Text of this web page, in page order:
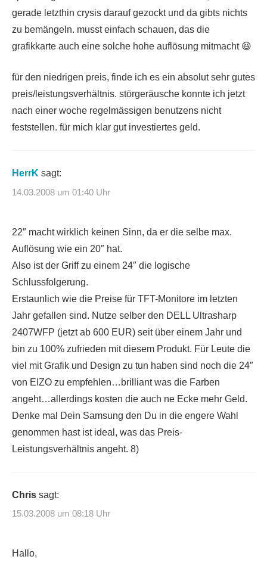
gerade letzthin crysis darauf gezockt und da gibts nichts
zu bemängeln. musst einfach schauen, das die
grafikkarte auch eine solche hohe auflösung mitmacht 😆
für den niedrigen preis, finde ich es ein absolut sehr gutes
preis/leistungsverhältnis. störgeräusche konnte ich jetzt
nach einer woche regelmässigen benutzens nicht
feststellen. für mich klar gut investiertes geld.
HerrK sagt:
14.03.2008 um 01:40 Uhr
22″ macht wirklich keinen Sinn, da er die selbe max.
Auflösung wie ein 20″ hat.
Also ist der Griff zu einem 24″ die logische
Schlussfolgerung.
Erstaunlich wie die Preise für TFT-Monitore im letzten
Jahr gefallen sind. Nutze selber den DELL Ultrasharp
2407WFP (jetzt ab 600 EUR) seit über einem Jahr und
bin zu 100% zufrieden mit diesem Produkt. Für Leute die
viel mit Grafik und Design zu tun haben sind noch die 24″
von EIZO zu empfehlen…brilliant was die Farben
angeht…allerdings kosten die auch ne Ecke mehr Geld.
Denke mal Dein Samsung den Du in die engere Wahl
genommen hast ist ideal, was das Preis-
Leistungsverhältnis angeht. 8)
Chris sagt:
15.03.2008 um 08:18 Uhr
Hallo,